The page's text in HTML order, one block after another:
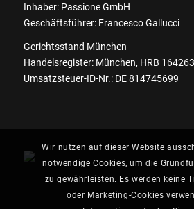
Inhaber: Passione GmbH
Geschäftsführer: Francesco Gallucci
Gerichtsstand München
Handelsregister: München, HRB 164263
Umsatzsteuer-ID-Nr.: DE 814745699
Wir nutzen auf dieser Website
notwendige Cookies, um die
zu gewährleisten. Es werden keine
oder Marketing-Cookies